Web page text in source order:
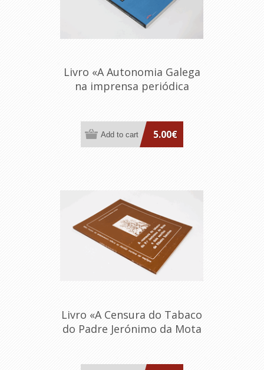
Livro «A Autonomia Galega
na imprensa periódica
5.00€
Livro «A Censura do Tabaco
do Padre Jerónimo da Mota